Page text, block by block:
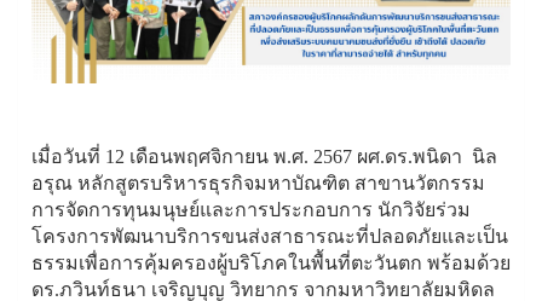
เมื่อวันที่ 12 เดือนพฤศจิกายน พ.ศ. 2567 ผศ.ดร.พนิดา นิล
อรุณ หลักสูตรบริหารธุรกิจมหาบัณฑิต สาขานวัตกรรม
การจัดการทุนมนุษย์และการประกอบการ นักวิจัยร่วม
โครงการพัฒนาบริการขนส่งสาธารณะที่ปลอดภัยและเป็น
ธรรมเพื่อการคุ้มครองผู้บริโภคในพื้นที่ตะวันตก พร้อมด้วย
ดร.ภวินท์ธนา เจริญบุญ วิทยากร จากมหาวิทยาลัยมหิดล